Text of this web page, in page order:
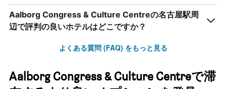
Aalborg Congress & Culture Centreの名古屋駅周
辺で評判の良いホテルはどこですか？
よくある質問 (FAQ) をもっと見る
Aalborg Congress & Culture Centreで滞